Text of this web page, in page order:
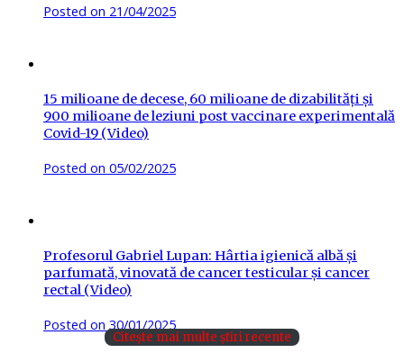
Posted on 21/04/2025
15 milioane de decese, 60 milioane de dizabilități și
900 milioane de leziuni post vaccinare experimentală
Covid-19 (Video)
Posted on 05/02/2025
Profesorul Gabriel Lupan: Hârtia igienică albă și
parfumată, vinovată de cancer testicular și cancer
rectal (Video)
Posted on30/01/2025
Citește mai multe știri recente